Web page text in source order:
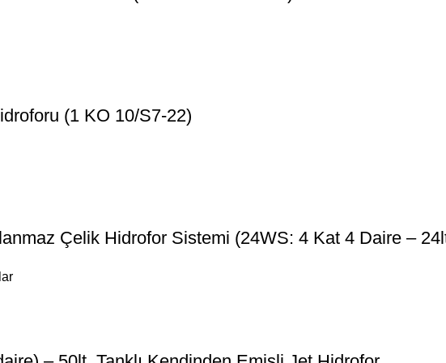
(1 KO 10/S7-22)
Çelik Hidrofor Sistemi (24WS: 4 Kat 4 Daire –